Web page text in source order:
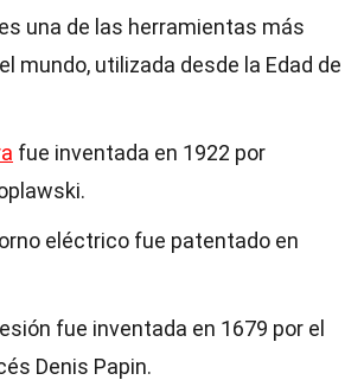
una de las herramientas más
mundo, utilizada desde la Edad de
fue inventada en 1922 por
eléctrico fue patentado en
fue inventada en 1679 por el
Denis Papin.